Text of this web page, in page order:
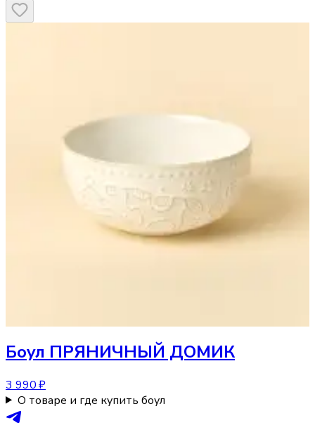
Боул ПРЯНИЧНЫЙ ДОМИК
3 990 ₽
О товаре и где купить боул